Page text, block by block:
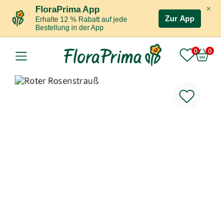
×
FloraPrima App
Erhalte 12 % Rabatt auf jede
Bestellung in der App
Zur App